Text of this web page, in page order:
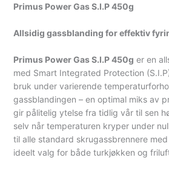
Primus Power Gas S.I.P 450g
Allsidig gassblanding for effektiv
Primus Power Gas S.I.P 450g er en
med Smart Integrated Protection
bruk under varierende
gassblandingen – en optimal miks av
gir pålitelig ytelse fra tidlig vår til sen
selv når temperaturen kryper under
til alle standard skrugassbrennere
ideelt valg for både turkjøkken og